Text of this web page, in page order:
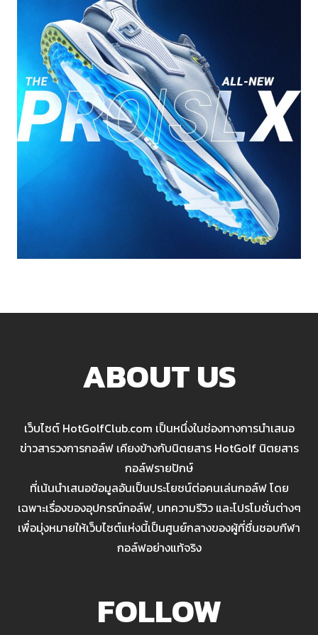
ABOUT US
เว็บไซต์ HotGolfClub.com เป็นหนึ่งในช่องทางการนำเสนอ
ข่าวสารวงการกอล์ฟ เคียงข้างกับนิตยสาร HotGolf นิตยสาร
กอล์ฟรายปักษ์
ที่เน้นนำเสนอข้อมูลอันเป็นประโยชน์ต่อคนเล่นกอล์ฟ โดย
เฉพาะเรื่องของอุปกรณ์กอล์ฟ, บทความรีวิว และโปรโมชั่นต่างๆ
เพื่อมุ่งหมายให้เว็บไซต์แห่งนี้เป็นศูนย์กลางของผู้ที่ชื่นชอบกีฬา
กอล์ฟอย่างแท้จริง
FOLLOW